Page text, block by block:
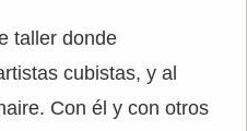
taller donde
cubistas, y al
Con él y con otros